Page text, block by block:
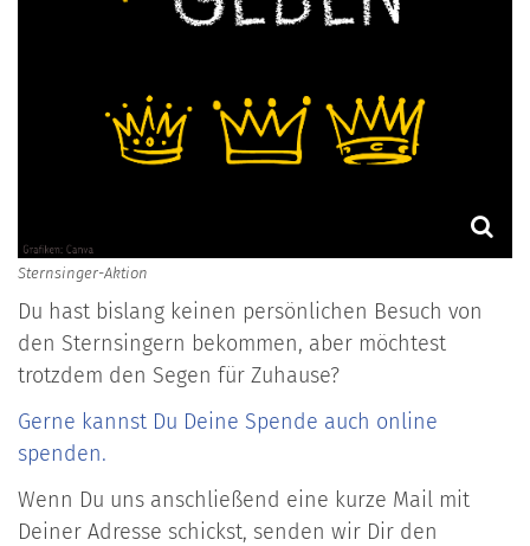
Sternsinger-Aktion
Du hast bislang keinen persönlichen Besuch von
den Sternsingern bekommen, aber möchtest
trotzdem den Segen für Zuhause?
Gerne kannst Du Deine Spende auch online
spenden.
Wenn Du uns anschließend eine kurze Mail mit
Deiner Adresse schickst, senden wir Dir den